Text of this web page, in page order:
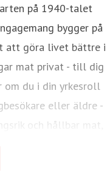
på 1940-talet
bygger på
att göra livet bättre i
mat privat - till dig
du i din yrkesroll
eller äldre -
och hållbar mat,